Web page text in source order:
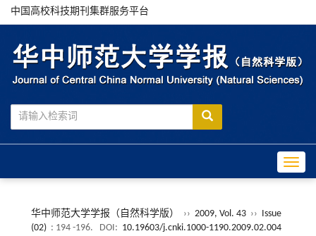
中国高校科技期刊集群服务平台
华中师范大学学报（自然科学版） ›› 2009, Vol. 43 ››
Issue
(02) : 194 -196. DOI: 10.19603/j.cnki.1000-1190.2009.02.004